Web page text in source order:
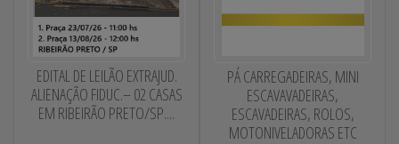
EDITAL DE LEILÃO EXTRAJUD.
ALIENAÇÃO FIDUC.– 02 CASAS
EM RIBEIRÃO PRETO/SP....
PÁ CARREGADEIRAS, MINI
ESCAVAVADEIRAS,
ESCAVADEIRAS, ROLOS,
MOTONIVELADORAS ETC